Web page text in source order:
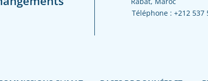
Téléphone :+212 537